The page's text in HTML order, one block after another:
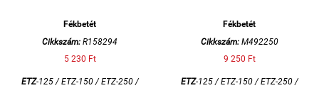
Fékbetét
Cikkszám: R158294
5 230 Ft
ETZ-125 / ETZ-150 / ETZ-250 /
Fékbetét
Cikkszám:M492250
9 250 Ft
ETZ-125 / ETZ-150 / ETZ-250 /